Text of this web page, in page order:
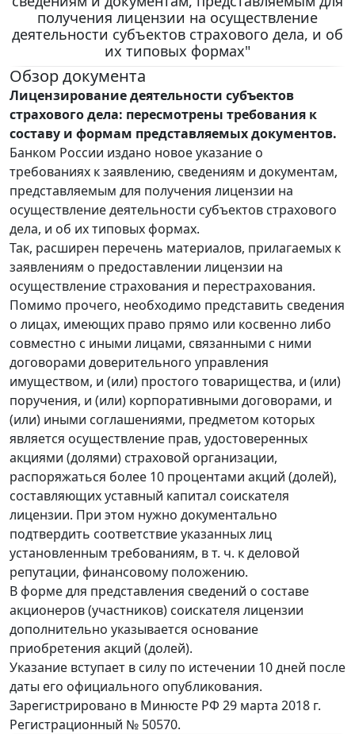
получения лицензии на осуществление
деятельности субъектов страхового дела, и об
их типовых формах"
Обзор документа
Лицензирование деятельности субъектов
страхового дела: пересмотрены требования к
составу и формам представляемых документов.
Банком России издано новое указание о
требованиях к заявлению, сведениям и документам,
представляемым для получения лицензии на
осуществление деятельности субъектов страхового
дела, и об их типовых формах.
Так, расширен перечень материалов, прилагаемых к
заявлениям о предоставлении лицензии на
осуществление страхования и перестрахования.
Помимо прочего, необходимо представить сведения
о лицах, имеющих право прямо или косвенно либо
совместно с иными лицами, связанными с ними
договорами доверительного управления
имуществом, и (или) простого товарищества, и (или)
поручения, и (или) корпоративными договорами, и
(или) иными соглашениями, предметом которых
является осуществление прав, удостоверенных
акциями (долями) страховой организации,
распоряжаться более 10 процентами акций (долей),
составляющих уставный капитал соискателя
лицензии. При этом нужно документально
подтвердить соответствие указанных лиц
установленным требованиям, в т. ч. к деловой
репутации, финансовому положению.
В форме для представления сведений о составе
акционеров (участников) соискателя лицензии
дополнительно указывается основание
приобретения акций (долей).
Указание вступает в силу по истечении 10 дней после
даты его официального опубликования.
Зарегистрировано в Минюсте РФ 29 марта 2018 г.
Регистрационный № 50570.